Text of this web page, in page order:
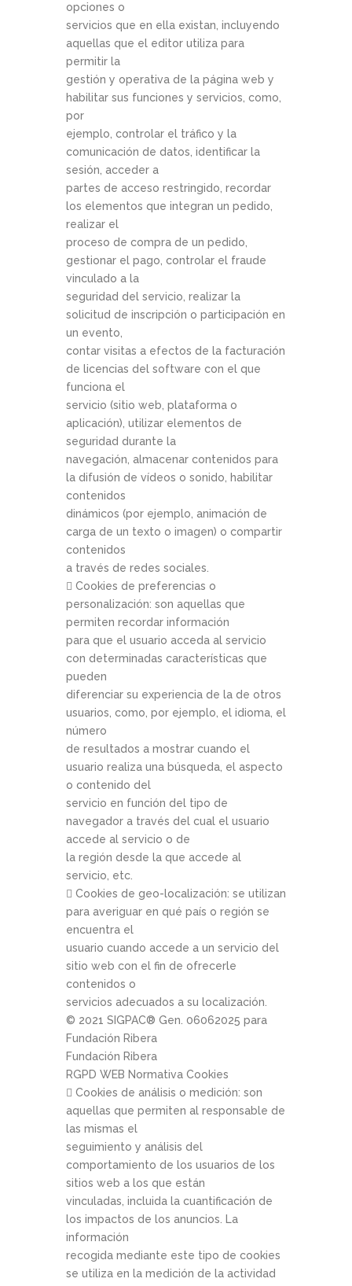
opciones o
servicios que en ella existan, incluyendo
aquellas que el editor utiliza para
permitir la
gestión y operativa de la página web y
habilitar sus funciones y servicios, como,
por
ejemplo, controlar el tráfico y la
comunicación de datos, identificar la
sesión, acceder a
partes de acceso restringido, recordar
los elementos que integran un pedido,
realizar el
proceso de compra de un pedido,
gestionar el pago, controlar el fraude
vinculado a la
seguridad del servicio, realizar la
solicitud de inscripción o participación en
un evento,
contar visitas a efectos de la facturación
de licencias del software con el que
funciona el
servicio (sitio web, plataforma o
aplicación), utilizar elementos de
seguridad durante la
navegación, almacenar contenidos para
la difusión de vídeos o sonido, habilitar
contenidos
dinámicos (por ejemplo, animación de
carga de un texto o imagen) o compartir
contenidos
a través de redes sociales.
 Cookies de preferencias o
personalización: son aquellas que
permiten recordar información
para que el usuario acceda al servicio
con determinadas características que
pueden
diferenciar su experiencia de la de otros
usuarios, como, por ejemplo, el idioma, el
número
de resultados a mostrar cuando el
usuario realiza una búsqueda, el aspecto
o contenido del
servicio en función del tipo de
navegador a través del cual el usuario
accede al servicio o de
la región desde la que accede al
servicio, etc.
 Cookies de geo-localización: se utilizan
para averiguar en qué país o región se
encuentra el
usuario cuando accede a un servicio del
sitio web con el fin de ofrecerle
contenidos o
servicios adecuados a su localización.
© 2021 SIGPAC®­ Gen. 06­06­2025 para
Fundación Ribera
Fundación Ribera
RGPD WEB Normativa Cookies
 Cookies de análisis o medición: son
aquellas que permiten al responsable de
las mismas el
seguimiento y análisis del
comportamiento de los usuarios de los
sitios web a los que están
vinculadas, incluida la cuantificación de
los impactos de los anuncios. La
información
recogida mediante este tipo de cookies
se utiliza en la medición de la actividad